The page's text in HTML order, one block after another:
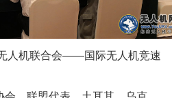
人机联合会——国际无人机竞速